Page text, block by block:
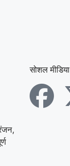
करने का आरोप |
में ATM तोड़कर
की कोशिश नाकाम,
फुटेज के आधार पर
ने शुरू की जांच
सोशल मीडिया